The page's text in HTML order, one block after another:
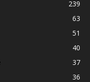
239
63
51
40
37
36